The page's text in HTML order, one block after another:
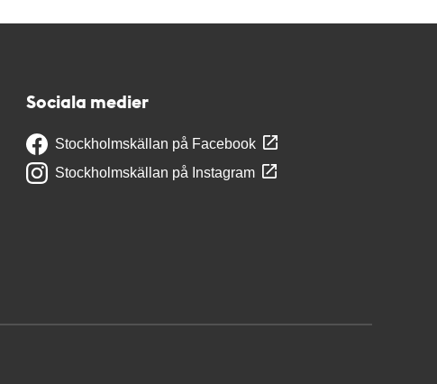
Sociala medier
Stockholmskällan på Facebook
Stockholmskällan på Instagram